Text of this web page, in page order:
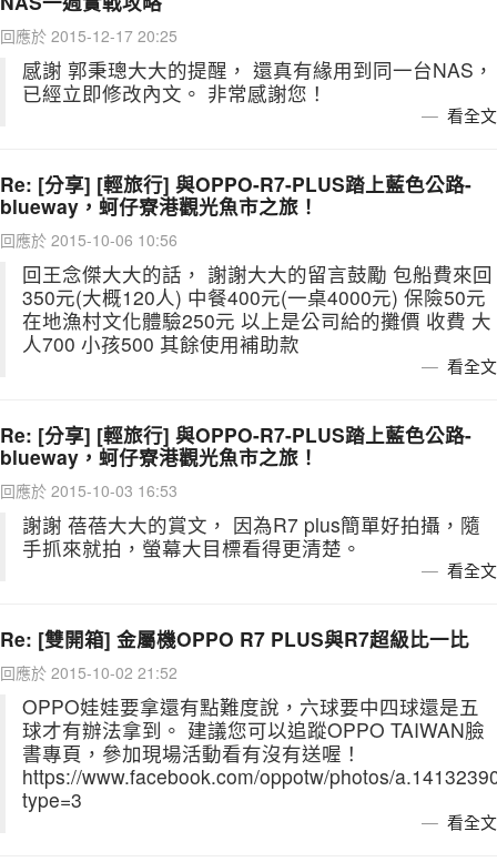
回應於 2015-12-17 20:25
感謝 郭秉璁大大的提醒， 還真有緣用到同一台NAS，
已經立即修改內文。 非常感謝您！
看全文
Re: [分享] [輕旅行] 與OPPO-R7-PLUS踏上藍色公路-
blueway，蚵仔寮港觀光魚市之旅！
回應於 2015-10-06 10:56
回王念傑大大的話， 謝謝大大的留言鼓勵 包船費來回
350元(大概120人) 中餐400元(一桌4000元) 保險50元
在地漁村文化體驗250元 以上是公司給的攤價 收費 大
人700 小孩500 其餘使用補助款
看全文
Re: [分享] [輕旅行] 與OPPO-R7-PLUS踏上藍色公路-
blueway，蚵仔寮港觀光魚市之旅！
回應於 2015-10-03 16:53
謝謝 蓓蓓大大的賞文， 因為R7 plus簡單好拍攝，隨
手抓來就拍，螢幕大目標看得更清楚。
看全文
Re: [雙開箱] 金屬機OPPO R7 PLUS與R7超級比一比
回應於 2015-10-02 21:52
OPPO娃娃要拿還有點難度說，六球要中四球還是五
球才有辦法拿到。 建議您可以追蹤OPPO TAIWAN臉
書專頁，參加現場活動看有沒有送喔！
https://www.facebook.com/oppotw/photos/
type=3
看全文